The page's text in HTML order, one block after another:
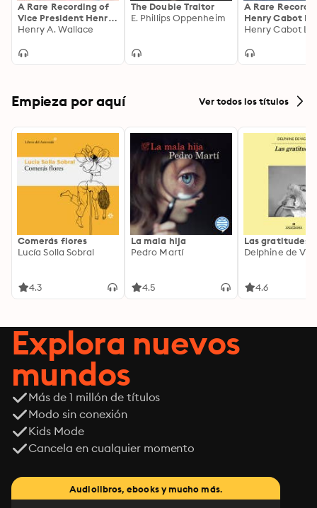
A Rare Recording of
Vice President Henry
A. Wallace
Henry A. Wallace
The Double Traitor
E. Phillips Oppenheim
A Rare
Henry Cabot
Henry Cabot
Empieza por aquí Ver todos los títulos
Comerás flores
Lucía Solla Sobral
4.3
La mala hija
Pedro Martí
4.5
Las gratitudes
Delphine de
4.6
Explora nuevos
mundos
Más de 1 millón de títulos
Modo sin conexión
Kids Mode
Cancela en cualquier momento
Audiolibros, ebooks y mucho más.